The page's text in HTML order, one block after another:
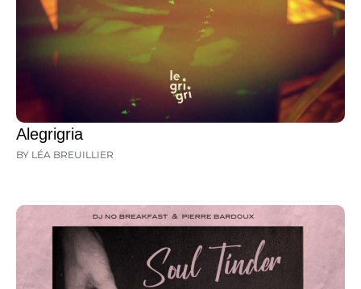
Alegrigria
BY LÉA BREUILLIER